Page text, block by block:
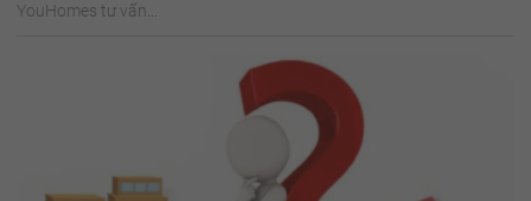
YouHomes tư vấn...